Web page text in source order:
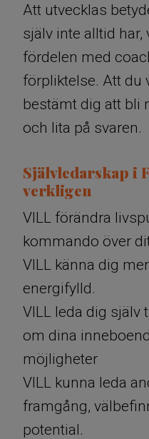
Att utvecklas
själv inte alltid har,
fördelen med
förpliktelse. Att du
bestämt dig att bli
och lita på svaren.
Självledarskap i
verkligen
VILL förändra
kommando över
VILL känna dig
energifylld.
VILL leda dig själv
om dina
möjligheter
VILL kunna leda
framgång,
potential.